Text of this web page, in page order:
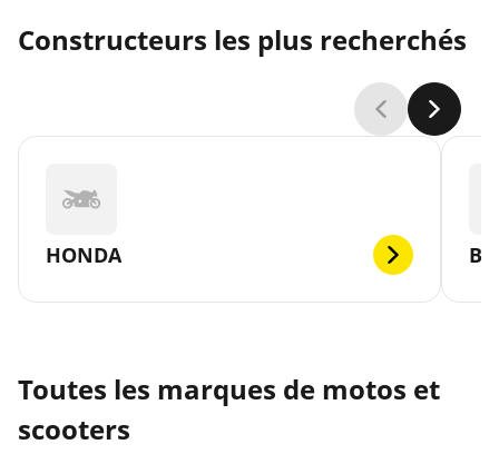
Constructeurs les plus recherchés
HONDA
Toutes les marques de motos et
scooters